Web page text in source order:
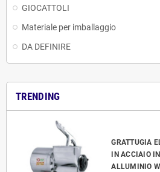
GIOCATTOLI
Materiale per imballaggio
DA DEFINIRE
TRENDING
GRATTUGIA
IN ACCIAIO
ALLUMINIO